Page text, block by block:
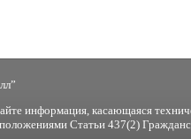
информация, касающаяся
Статьи 437(2)